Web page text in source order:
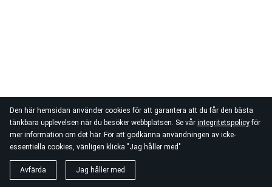
Den här hemsidan använder cookies för att garantera att du får den bästa
tänkbara upplevelsen när du besöker webbplatsen. Se vår integritetspolicyför
mer information om det här. För att godkänna användningen av icke-
essentiella cookies, vänligen klicka "Jag håller med"
Avfärda Jag håller med